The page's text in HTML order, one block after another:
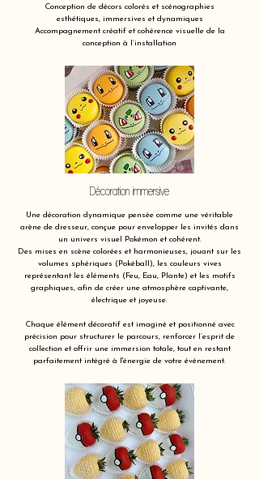
Conception de décors colorés et scénographies
esthétiques, immersives et dynamiques
Accompagnement créatif et cohérence visuelle de la
conception à l’installation
Décoration immersive
Une décoration dynamique pensée comme une véritable
arène de dresseur, conçue pour envelopper les invités dans
un univers visuel Pokémon et cohérent.
Des mises en scène colorées et harmonieuses, jouant sur les
volumes sphériques (Pokéball), les couleurs vives
représentant les éléments (Feu, Eau, Plante) et les motifs
graphiques, afin de créer une atmosphère captivante,
électrique et joyeuse.
Chaque élément décoratif est imaginé et positionné avec
précision pour structurer le parcours, renforcer l’esprit de
collection et offrir une immersion totale, tout en restant
parfaitement intégré à l'énergie de votre événement.